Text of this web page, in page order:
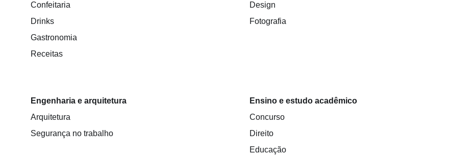
Confeitaria
Drinks
Gastronomia
Receitas
Design
Fotografia
Engenharia e arquitetura
Arquitetura
Segurança no trabalho
Ensino e estudo acadêmico
Concurso
Direito
Educação